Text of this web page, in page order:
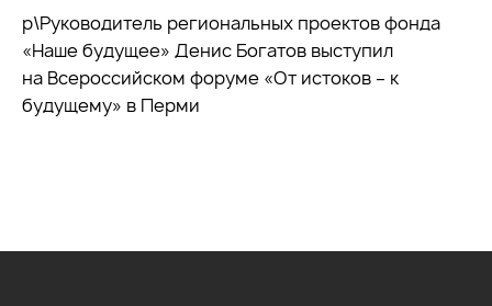
р\Руководитель региональных проектов фонда
«Наше будущее» Денис Богатов выступил
на Всероссийском форуме «От истоков – к
будущему» в Перми